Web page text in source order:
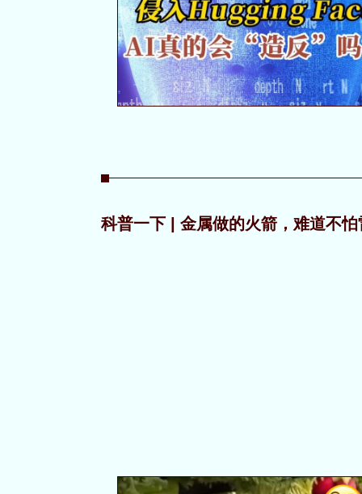
科普一下 | 金属做的火箭，难道不